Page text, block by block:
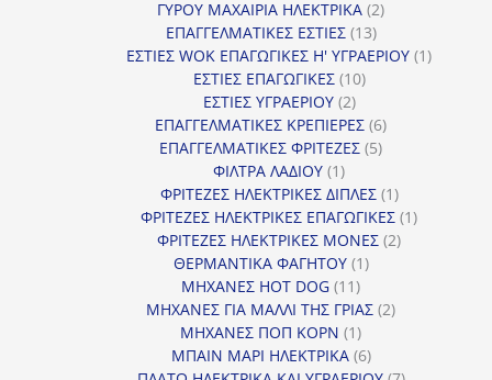
ΓΥΡΟΥ ΜΑΧΑΙΡΙΑ ΗΛΕΚΤΡΙΚΑ 22
ΕΠΑΓΓΕΛΜΑΤΙΚΕΣ ΕΣΤΙΕΣ 1313
προϊόντα
ΕΣΤΙΕΣ WOK ΕΠΑΓΩΓΙΚΕΣ Η' ΥΓΡΑΕΡΙΟΥ 11
ΕΣΤΙΕΣ ΕΠΑΓΩΓΙΚΕΣ 1010
ΕΣΤΙΕΣ ΥΓΡΑΕΡΙΟΥ 22
προϊόντα
ΕΠΑΓΓΕΛΜΑΤΙΚΕΣ ΚΡΕΠΙΕΡΕΣ 66
προϊόντα
ΕΠΑΓΓΕΛΜΑΤΙΚΕΣ ΦΡΙΤΕΖΕΣ 55
ΦΙΛΤΡΑ ΛΑΔΙΟΥ 11
προϊόν
ΦΡΙΤΕΖΕΣ ΗΛΕΚΤΡΙΚΕΣ ΔΙΠΛΕΣ 11
προϊόν
ΦΡΙΤΕΖΕΣ ΗΛΕΚΤΡΙΚΕΣ ΕΠΑΓΩΓΙΚΕΣ 11
ΦΡΙΤΕΖΕΣ ΗΛΕΚΤΡΙΚΕΣ ΜΟΝΕΣ 22
ΘΕΡΜΑΝΤΙΚΑ ΦΑΓΗΤΟΥ 11
ΜΗΧΑΝΕΣ HOT DOG 1111
προϊόντα
ΜΗΧΑΝΕΣ ΓΙΑ ΜΑΛΛΙ ΤΗΣ ΓΡΙΑΣ 22
ΜΗΧΑΝΕΣ ΠΟΠ ΚΟΡΝ 11
προϊόν
ΜΠΑΙΝ ΜΑΡΙ ΗΛΕΚΤΡΙΚΑ 66